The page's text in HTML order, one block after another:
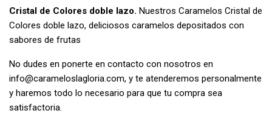
Cristal de Colores doble lazo. Nuestros Caramelos Cristal de
Colores doble lazo, deliciosos caramelos depositados con
sabores de frutas
No dudes en ponerte en contacto con nosotros en
info@carameloslagloria.com, y te atenderemos personalmente
y haremos todo lo necesario para que tu compra sea
satisfactoria.